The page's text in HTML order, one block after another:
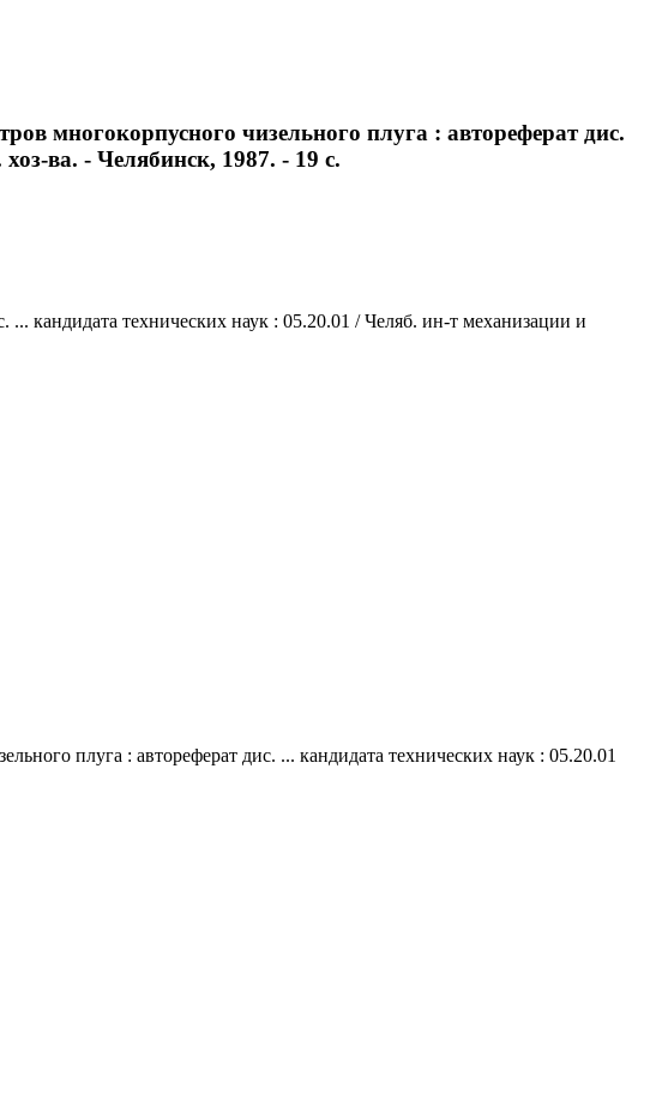
многокорпусного чизельного плуга : автореферат дис.
ва. - Челябинск, 1987. - 19 с.
кандидата технических наук : 05.20.01 / Челяб. ин-т механизации и
плуга : автореферат дис. ... кандидата технических наук : 05.20.01